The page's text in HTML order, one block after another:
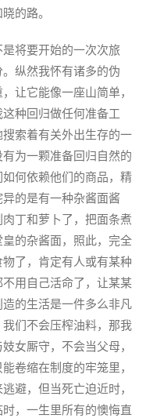
的路。
将要开始的一次次旅
纵然我怀有诸多的伪
让它能像一座山简单，
种回归做任何准备工
索着有关外出生存的一
为一颗准备回归自然的
何依赖他们的商品，精
的是有一种杂酱面酱
丁和萝卜了，把面条煮
的杂酱面，照此，完全
了，肯定有人或有某种
用自己活命了，让某某
的生活是一件多么非凡
们不会压榨油料，那我
女厮守，不会当父母，
卷缩在制度的牢笼里，
避，但当死亡迫近时，
，一生里所有的懊悔直